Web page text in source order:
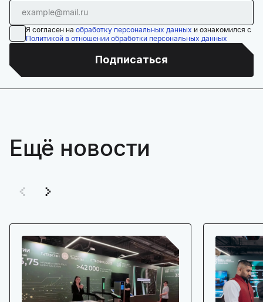
Я согласен на обработку персональных данных и ознакомился с
Политикой в отношении обработки персональных данных
Подписаться
Ещё новости